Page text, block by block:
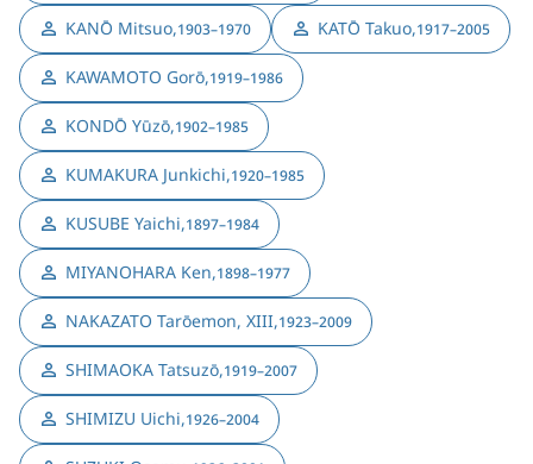
KANŌ Mitsuo,1903–1970 KATŌ Takuo,1917–2005
KAWAMOTO Gorō,1919–1986
KONDŌ Yūzō,1902–1985
KUMAKURA Junkichi,1920–1985
KUSUBE Yaichi,1897–1984
MIYANOHARA Ken,1898–1977
NAKAZATO Tarōemon, XIII,1923–2009
SHIMAOKA Tatsuzō,1919–2007
SHIMIZU Uichi,1926–2004